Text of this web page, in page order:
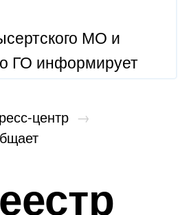
МО и
ГО информирует
центр →